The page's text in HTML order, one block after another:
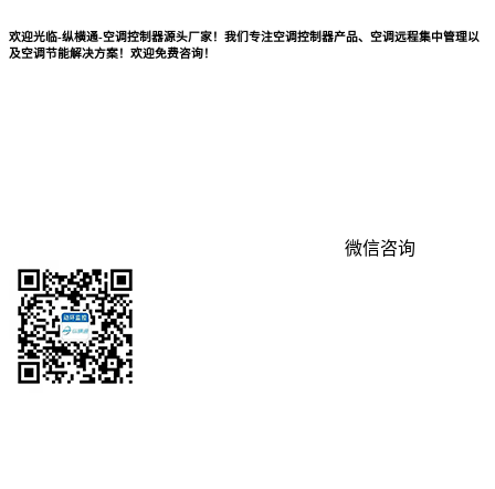
欢迎光临-纵横通-空调控制器源头厂家！我们专注空调控制器产品、空调远程集中管理以
及空调节能解决方案！欢迎免费咨询！
微信咨询